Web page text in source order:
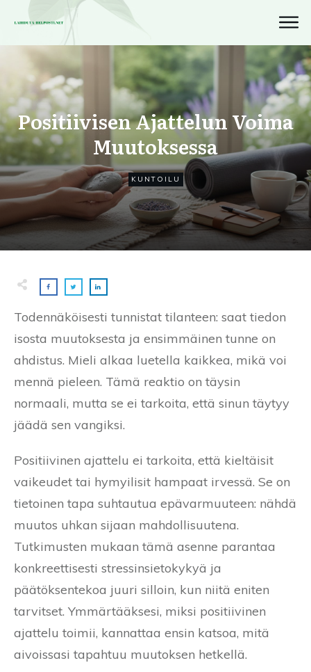
Positiivisen Ajattelun Voima
Muutoksessa
KUNTOILU
Todennäköisesti tunnistat tilanteen: saat tiedon
isosta muutoksesta ja ensimmäinen tunne on
ahdistus. Mieli alkaa luetella kaikkea, mikä voi
mennä pieleen. Tämä reaktio on täysin
normaali, mutta se ei tarkoita, että sinun täytyy
jäädä sen vangiksi.
Positiivinen ajattelu ei tarkoita, että kieltäisit
vaikeudet tai hymyilisit hampaat irvessä. Se on
tietoinen tapa suhtautua epävarmuuteen: nähdä
muutos uhkan sijaan mahdollisuutena.
Tutkimusten mukaan tämä asenne parantaa
konkreettisesti stressinsietokykyä ja
päätöksentekoa juuri silloin, kun niitä eniten
tarvitset. Ymmärtääksesi, miksi positiivinen
ajattelu toimii, kannattaa ensin katsoa, mitä
aivoissasi tapahtuu muutoksen hetkellä.